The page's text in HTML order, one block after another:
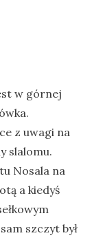
w górnej
z uwagi na
slalomu.
Nosala na
a kiedyś
szczyt był